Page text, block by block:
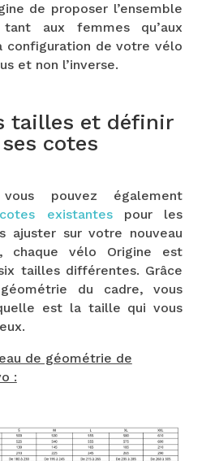
de proposer l’ensemble
aux femmes qu’aux
configuration de votre vélo
et non l’inverse.
tailles et définir
cotes
pouvez également
existantespour les
ajuster sur votre nouveau
chaque vélo Origine est
tailles différentes. Grâce
du cadre, vous
est la taille qui vous
de géométrie de
: